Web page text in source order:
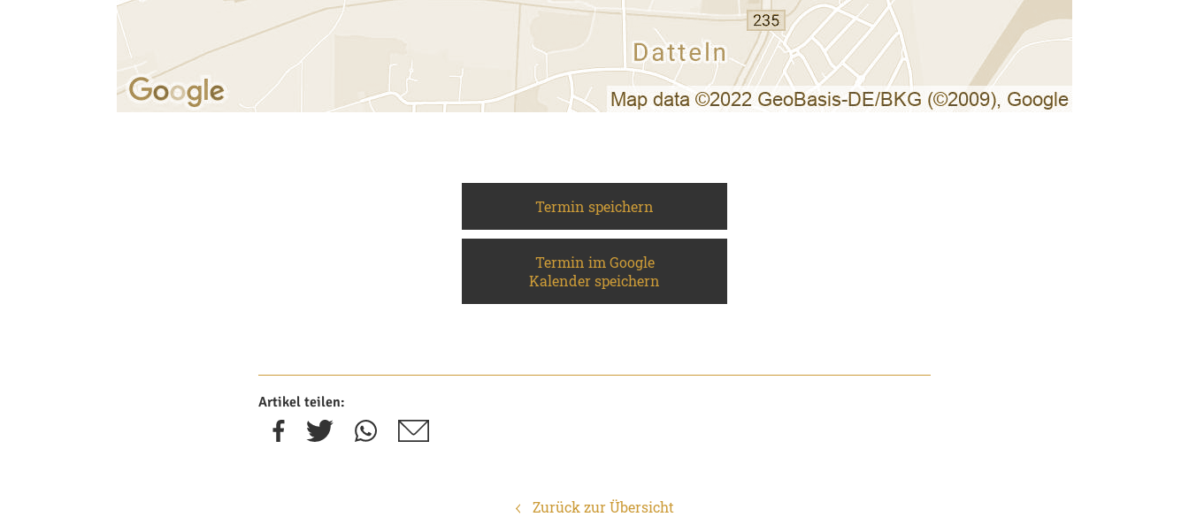
Termin speichern
Termin im Google
Kalender speichern
Artikel teilen:
Zurück zur Übersicht